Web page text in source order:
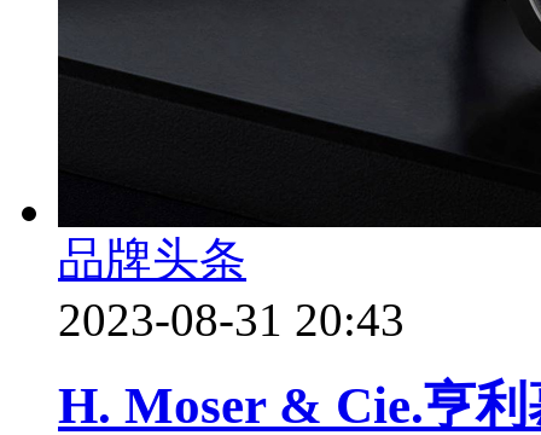
品牌头条
2023-08-31 20:43
H. Moser & Cie.亨